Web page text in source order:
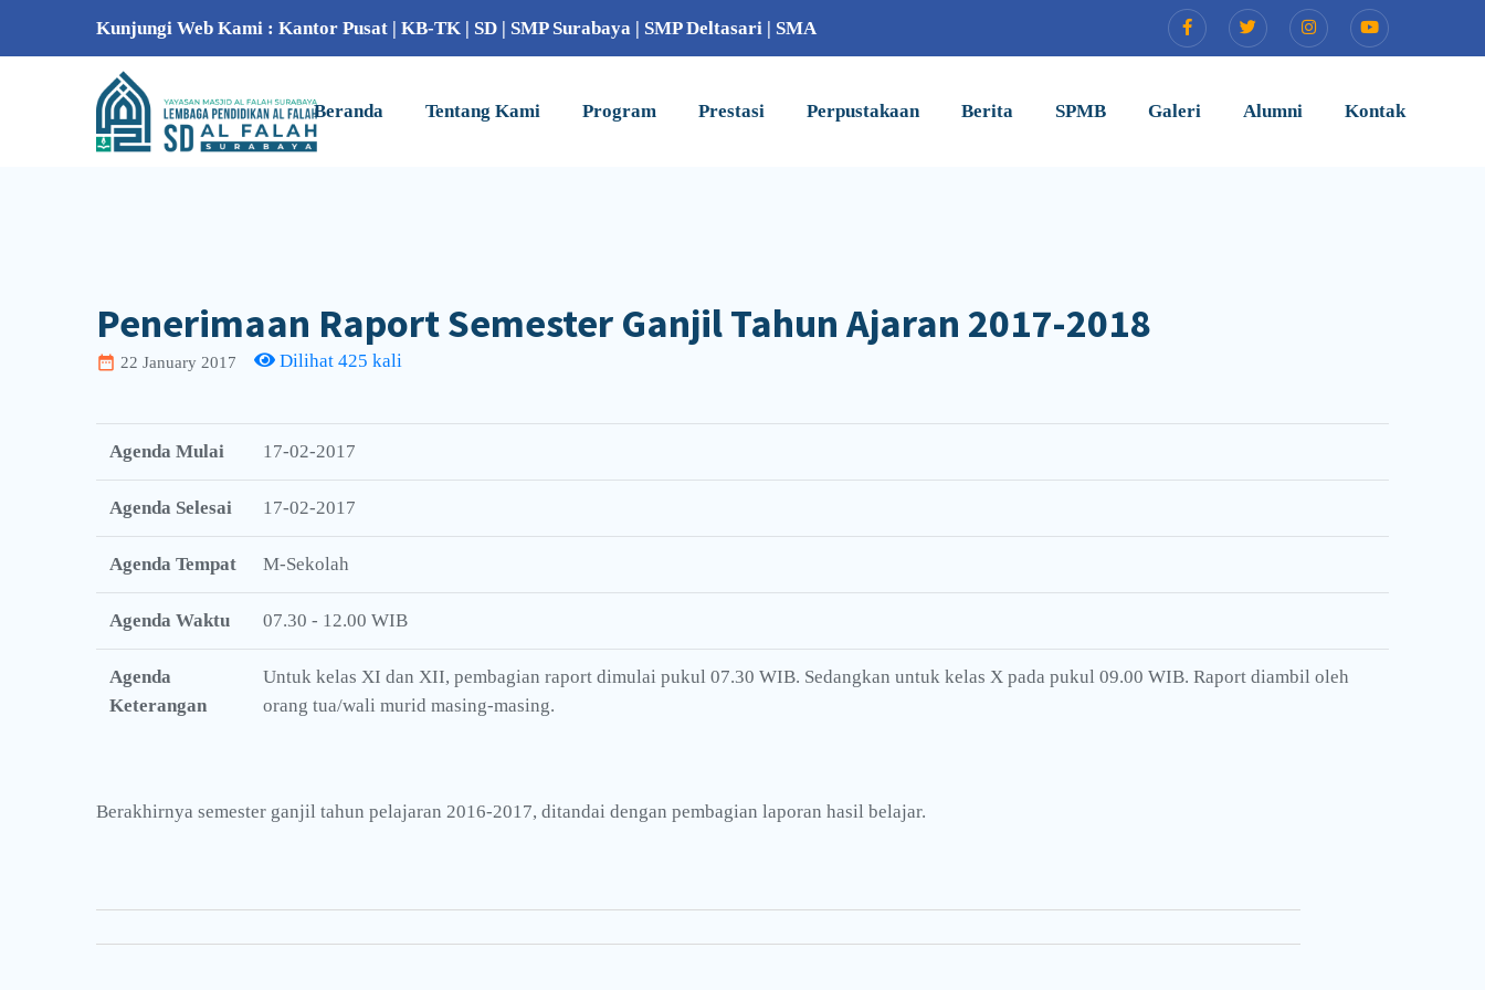
Kunjungi Web Kami : Kantor Pusat | KB-TK | SD | SMP Surabaya | SMP Deltasari | SMA
Beranda Tentang Kami Program Prestasi Perpustakaan Berita SPMB Galeri Alumni Kontak
Penerimaan Raport Semester Ganjil Tahun Ajaran 2017-2018
date_range 22 January 2017 Dilihat 425 kali
Agenda Mulai 17-02-2017
Agenda Selesai 17-02-2017
Agenda Tempat M-Sekolah
Agenda Waktu 07.30 - 12.00 WIB
Agenda
Keterangan
Untuk kelas XI dan XII, pembagian raport dimulai pukul 07.30 WIB. Sedangkan untuk kelas X pada pukul 09.00 WIB. Raport diambil oleh
orang tua/wali murid masing-masing.
Berakhirnya semester ganjil tahun pelajaran 2016-2017, ditandai dengan pembagian laporan hasil belajar.